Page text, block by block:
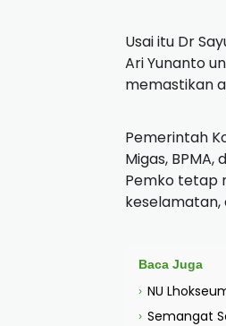
Usai itu Dr
Ari Yunanto
memastikan
Pemerintah
Migas,
Pemko tetap
keselamatan,
Baca Juga
› NU
› Semangat